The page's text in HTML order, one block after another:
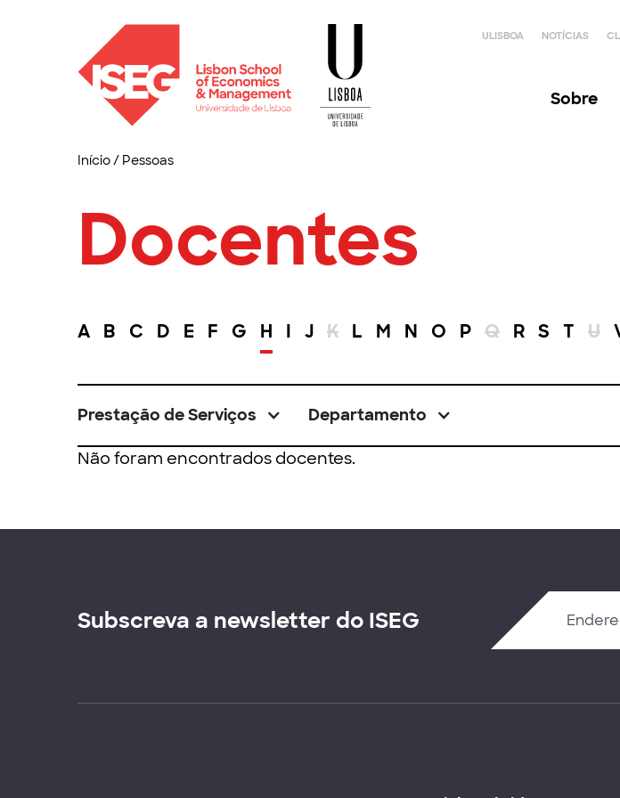
ULISBOA NOTÍCIAS
Sobre
Início/ Pessoas
Docentes
A B C D E F G H I J K L M N O P Q R S T U
Prestação de Serviços Departamento
Não foram encontrados docentes.
Subscreva a newsletter do ISEG